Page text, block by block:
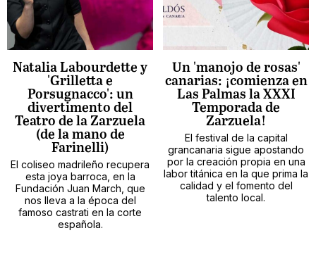
Natalia Labourdette y
'Grilletta e
Porsugnacco': un
divertimento del
Teatro de la Zarzuela
(de la mano de
Farinelli)
El coliseo madrileño recupera
esta joya barroca, en la
Fundación Juan March, que
nos lleva a la época del
famoso castrati en la corte
española.
Un 'manojo de rosas'
canarias: ¡comienza en
Las Palmas la XXXI
Temporada de
Zarzuela!
El festival de la capital
grancanaria sigue apostando
por la creación propia en una
labor titánica en la que prima la
calidad y el fomento del
talento local.